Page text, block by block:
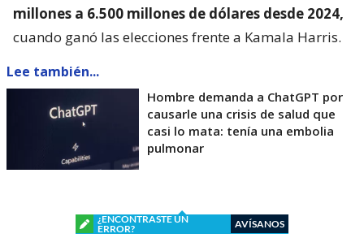
millones a 6.500 millones de dólares desde 2024,
cuando ganó las elecciones frente a Kamala Harris.
Lee también...
Hombre demanda a ChatGPT por
causarle una crisis de salud que
casi lo mata: tenía una embolia
pulmonar
¿ENCONTRASTE UN
ERROR?
AVÍSANOS